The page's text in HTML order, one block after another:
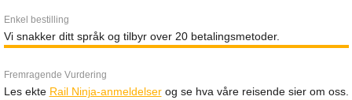
Enkel bestilling
Vi snakker ditt språk og tilbyr over 20 betalingsmetoder.
Fremragende Vurdering
Les ekte Rail Ninja-anmeldelserog se hva våre reisende sier om oss.